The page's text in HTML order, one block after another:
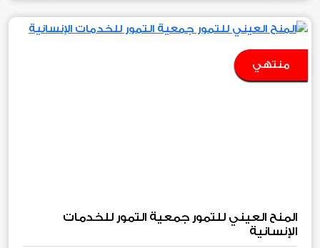
منتهي
المنح العيني للتمور جمعية التمور للخدمات
الإنسانية